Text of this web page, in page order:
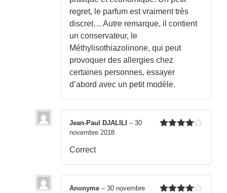
regret, le parfum est vraiment très
discret… Autre remarque, il contient
un conservateur, le
Méthylisothiazolinone, qui peut
provoquer des allergies chez
certaines personnes, essayer
d’abord avec un petit modèle.
Jean-Paul DJALILI – 30
novembre 2018
Correct
Anonyme – 30 novembre